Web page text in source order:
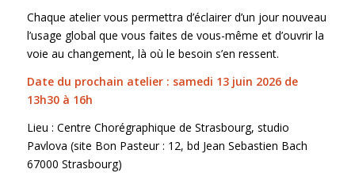
Chaque atelier vous permettra d’éclairer d’un jour nouveau
l’usage global que vous faites de vous-même et d’ouvrir la
voie au changement, là où le besoin s’en ressent.
Date du prochain atelier : samedi 13 juin 2026 de
13h30 à 16h
Lieu : Centre Chorégraphique de Strasbourg, studio
Pavlova (site Bon Pasteur : 12, bd Jean Sebastien Bach
67000 Strasbourg)